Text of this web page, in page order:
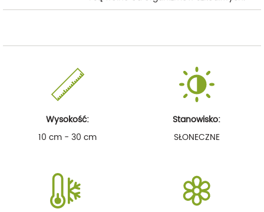
Wysokość:
10 cm - 30 cm
Stanowisko:
SŁONECZNE